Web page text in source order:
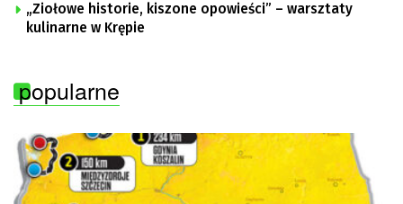
„Ziołowe historie, kiszone opowieści” – warsztaty
kulinarne w Krępie
popularne